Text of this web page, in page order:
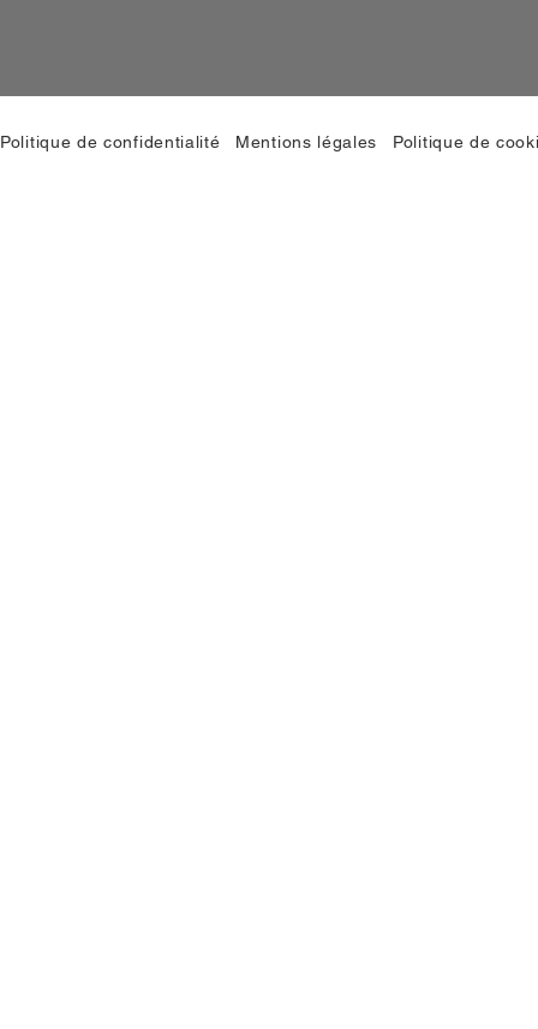
Politique de confidentialité Mentions légales Politique de